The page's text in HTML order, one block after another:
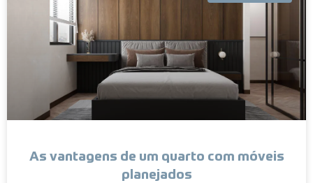
As vantagens de um quarto com móveis
planejados